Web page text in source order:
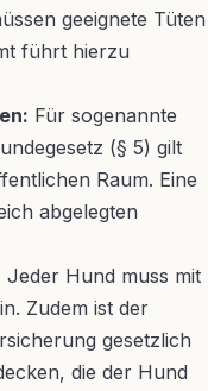
geeignete Tüten
führt hierzu
Für sogenannte
(§ 5) gilt
Raum. Eine
abgelegten
Jeder Hund muss mit
Zudem ist der
gesetzlich
die der Hund